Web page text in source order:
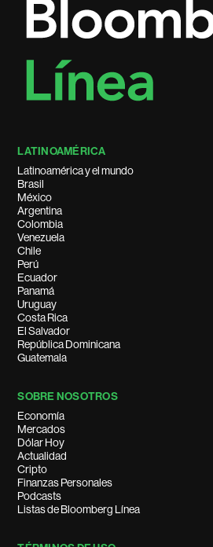
LATINOAMÉRICA
Latinoamérica y el mundo
Brasil
México
Argentina
Colombia
Venezuela
Chile
Perú
Ecuador
Panamá
Uruguay
Costa Rica
El Salvador
República Dominicana
Guatemala
SOBRE NOSOTROS
Economía
Mercados
Dólar Hoy
Actualidad
Cripto
Finanzas Personales
Podcasts
Listas de Bloomberg Línea